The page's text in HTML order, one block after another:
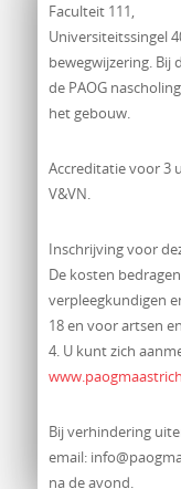
Faculteit 111,
Universiteitssingel
bewegwijzering.
de PAOG
het gebouw.
Accreditatie voor 3
V&VN.
Inschrijving voor
De kosten
verpleegkundigen
18 en voor artsen
4. U kunt zich
Bij verhindering
email:
na de avond.